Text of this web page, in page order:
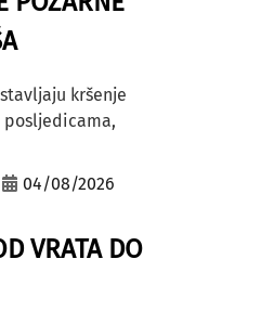
kršenje
04/08/2026
VRATA DO